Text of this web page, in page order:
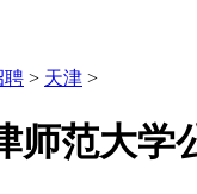
聘 > 天津 >
师范大